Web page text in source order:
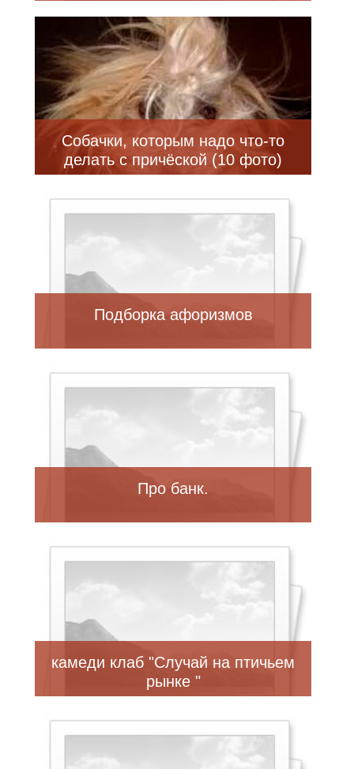
Собачки, которым надо что-то
делать с причёской (10 фото)
Подборка афоризмов
Про банк.
камеди клаб "Случай на птичьем
рынке "